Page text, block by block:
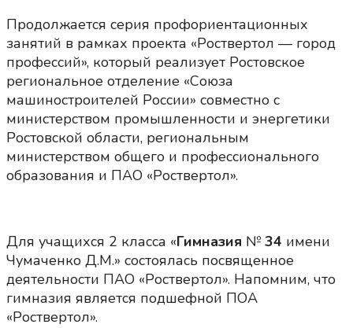
Продолжается серия профориентационных
занятий в рамках проекта «Роствертол — город
профессий», который реализует Ростовское
региональное отделение «Союза
машиностроителей России» совместно с
министерством промышленности и энергетики
Ростовской области, региональным
министерством общего и профессионального
образования и ПАО «Роствертол».
Для учащихся 2 класса «Гимназия № 34 имени
Чумаченко Д.М.» состоялась посвященное
деятельности ПАО «Роствертол». Напомним, что
гимназия является подшефной ПОА
«Роствертол».